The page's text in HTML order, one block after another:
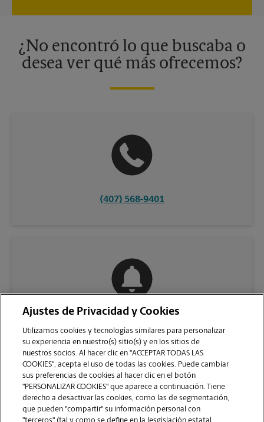
¿No encontró lo que buscaba o
desea ver qué más ofrecemos?
(407) 568-9401
Ajustes de Privacidad y Cookies
Utilizamos cookies y tecnologías similares para personalizar
su experiencia en nuestro(s) sitio(s) y en los sitios de
nuestros socios. Al hacer clic en "ACCEPTAR TODAS LAS
COOKIES", acepta el uso de todas las cookies. Puede cambiar
sus preferencias de cookies al hacer clic en el botón
"PERSONALIZAR COOKIES" que aparece a continuación. Tiene
derecho a desactivar las cookies, como las de segmentación,
que pueden "compartir" su información personal con